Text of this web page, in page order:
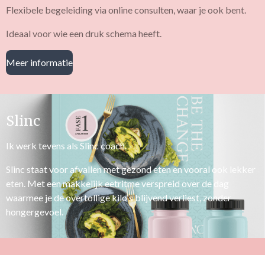
Flexibele begeleiding via online consulten, waar je ook bent.
Ideaal voor wie een druk schema heeft.
Meer informatie
Slinc
Ik werk tevens als Slinc coach.
Slinc staat voor afvallen met gezond eten en vooral ook lekker
eten. Met een makkelijk eetritme verspreid over de dag
waarmee je de overtollige kilo's blijvend verliest, zonder
hongergevoel.